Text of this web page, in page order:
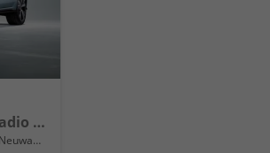
Basis LED-Scheinwerfer, Radio Composition 10,3" + Wireless App-Connect, Parksensoren vorne und hinten, Climatronic, M-Lederlenkrad, Digitales Cockpit, Reserverad uvm.